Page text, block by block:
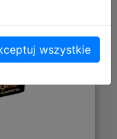
wszystkie